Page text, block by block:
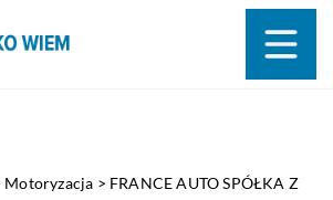
Motoryzacja > FRANCE AUTO SPÓŁKA Z